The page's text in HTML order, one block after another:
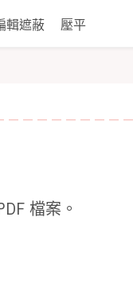
輯遮蔽 壓平
檔案。